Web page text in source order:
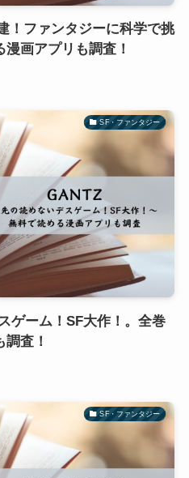
！ファンタジーに科学で挑
画アプリも調査！
SF・ファンタジー
ゲーム！SF大作！。全巻
査！
SF・ファンタジー